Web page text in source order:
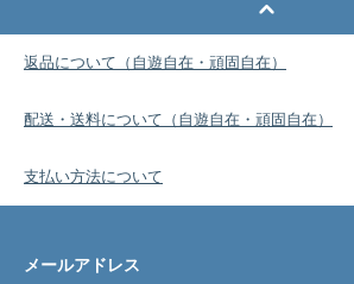
返品について（自遊自在・頑固自在）
配送・送料について（自遊自在・頑固自在）
支払い方法について
メールアドレス